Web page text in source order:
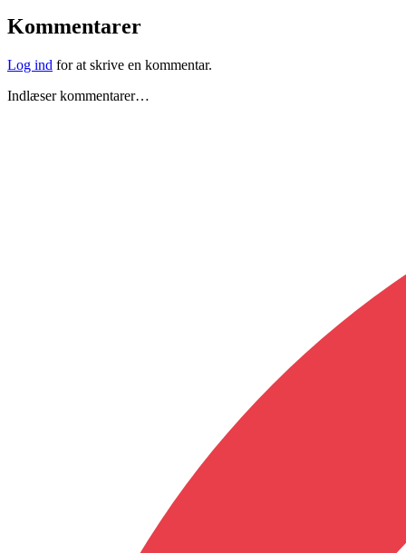
Kommentarer
Log ind for at skrive en kommentar.
Indlæser kommentarer…